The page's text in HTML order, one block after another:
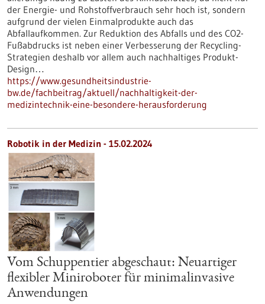
der Energie- und Rohstoffverbrauch sehr hoch ist, sondern
aufgrund der vielen Einmalprodukte auch das
Abfallaufkommen. Zur Reduktion des Abfalls und des CO2-
Fußabdrucks ist neben einer Verbesserung der Recycling-
Strategien deshalb vor allem auch nachhaltiges Produkt-
Design…
https://www.gesundheitsindustrie-
bw.de/fachbeitrag/aktuell/nachhaltigkeit-der-
medizintechnik-eine-besondere-herausforderung
Robotik in der Medizin - 15.02.2024
Vom Schuppentier abgeschaut: Neuartiger
flexibler Miniroboter für minimalinvasive
Anwendungen